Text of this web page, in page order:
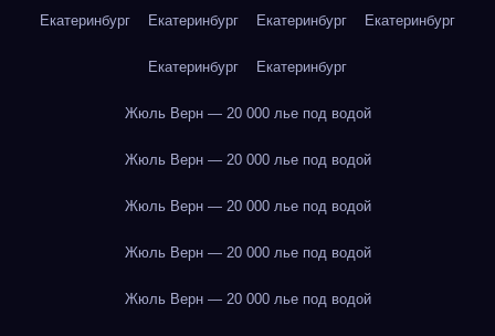
Екатеринбург Екатеринбург Екатеринбург Екатеринбург
Екатеринбург Екатеринбург
Жюль Верн — 20 000 лье под водой
Жюль Верн — 20 000 лье под водой
Жюль Верн — 20 000 лье под водой
Жюль Верн — 20 000 лье под водой
Жюль Верн — 20 000 лье под водой